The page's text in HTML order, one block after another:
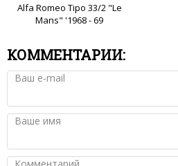
Alfa Romeo Tipo 33/2 "Le
Mans" '1968 - 69
КОММЕНТАРИИ:
Ваш e-mail
Ваше имя
Комментарий